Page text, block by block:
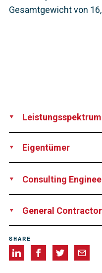
Gesamtgewicht von
Leistungsspektrum
Eigentümer
Consulting
Statkraft Groner, Oslo,
GmbH)
General Contractor
Munich, Germany and
Corporation (CWE), Beijing,
SHARE